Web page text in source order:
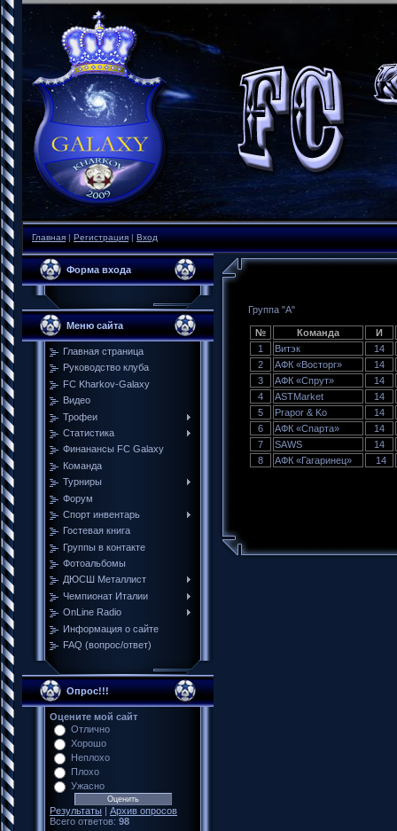
Главная|Регистрация|Вход
Форма входа
Меню сайта
Главная страница
Руководство клуба
FC Kharkov-Galaxy
Видео
Трофеи
Cтатистика
Финанансы FC Galaxy
Команда
Турниры
Форум
Спорт инвентарь
Гостевая книга
Группы в контакте
Фотоальбомы
ДЮСШ Металлист
Чемпионат Италии
ОnLine Radio
Информация о сайте
FAQ (вопрос/ответ)
Опрос!!!
Оцените мой сайт
Отлично
Хорошо
Неплохо
Плохо
Ужасно
Результаты | Архив опросов
Всего ответов: 98
Группа "A"
№ Команда
И
1
Витэк
14
2
АФК «Восторг»
14
3
АФК «Спрут»
14
4
ASTMarket
14
5
Prapor & Ko
14
6
АФК «Спарта»
14
7
SAWS
14
8
АФК «Гагаринец» 14